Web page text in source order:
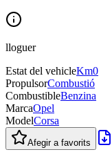
lloguer
Estat del vehicleKm0
PropulsorCombustió
CombustibleBenzina
MarcaOpel
ModelCorsa
Afegir a favorits